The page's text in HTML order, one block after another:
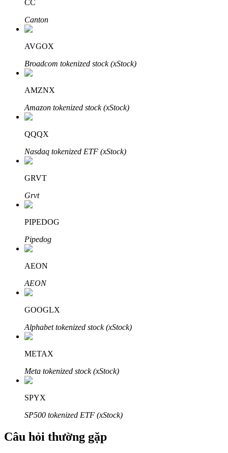
Đầu tư cố định và quản lý tài chính
Tận hưởng việc quản lý tài chính hiện tại và thu nhập lâu dài
Bitrue
Đối tác Bitrue
Đối tác Bitrue
Lên đến 65% hoa hồng!
CC
Canton
AVGOX
Broadcom tokenized stock (xStock)
AMZNX
Amazon tokenized stock (xStock)
QQQX
Nasdaq tokenized ETF (xStock)
GRVT
Grvt
PIPEDOG
Pipedog
AEON
AEON
GOOGLX
Alphabet tokenized stock (xStock)
METAX
Meta tokenized stock (xStock)
SPYX
SP500 tokenized ETF (xStock)
Câu hỏi thường gặp